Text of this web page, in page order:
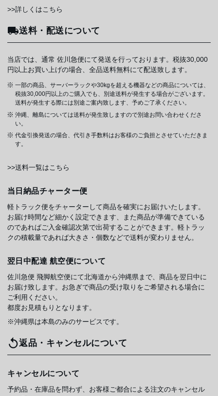
>>詳しくはこちら
送料・配送について
当店では、通常 佐川急便にて発送を行っております。税抜30,000
円以上お買い上げの場合、全品送料無料にて配送致します。
一部の商品、サーバーラックや30kgを超える機器などの商品については、
税抜30,000円以上のご購入でも、別途送料が発生する場合がございます。
送料が発生する際には別途ご案内致します、予めご了承ください。
沖縄、離島については送料が発生致しますので別途お問い合わせくださ
い。
代金引換発送の場合、代引き手数料はお客様のご負担とさせていただきま
す。
>>送料一覧はこちら
当日納品チャーター便
軽トラック便をチャーターして商品を確実にお届けいたします。
お届け時間など細かく設定できます、また商品が準備できている
のであればご入金確認次第で出荷することができます。軽トラッ
クの積載量であれば大きさ・個数などで送料が変わりません。
翌日中配達 航空便について
佐川急便 飛脚航空便にて北海道から沖縄県まで、商品を翌日中に
お届け致します。お急ぎで商品の受け取りをご希望される場合に
ご利用ください。
都度お見積もりとなります。
※沖縄県は本島のみのサービスです。
返品・キャンセルについて
キャンセルについて
予約品・在庫品を問わず、お客様ご都合による注文のキャンセル